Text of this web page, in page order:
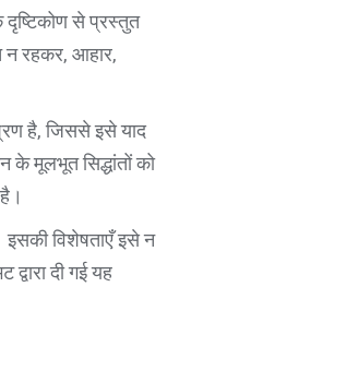
दृष्टिकोण से प्रस्तुत
न रहकर, आहार,
है, जिससे इसे याद
मूलभूत सिद्धांतों को
इसकी विशेषताएँ इसे न
दी गई यह